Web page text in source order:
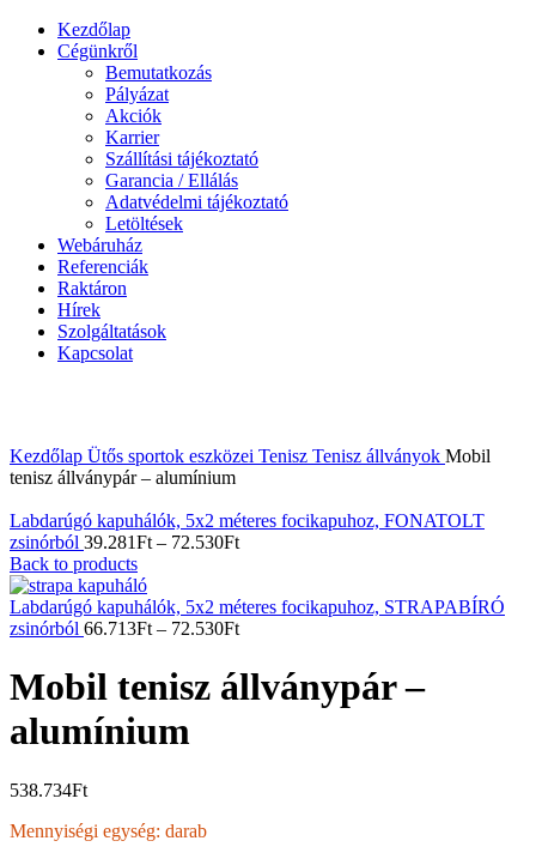
Kezdőlap
Cégünkről
Bemutatkozás
Pályázat
Akciók
Karrier
Szállítási tájékoztató
Garancia / Ellálás
Adatvédelmi tájékoztató
Letöltések
Webáruház
Referenciák
Raktáron
Hírek
Szolgáltatások
Kapcsolat
Kezdőlap Ütős sportok eszközei Tenisz Tenisz állványok Mobil
tenisz állványpár – alumínium
Labdarúgó kapuhálók, 5x2 méteres focikapuhoz, FONATOLT
zsinórból 39.281Ft – 72.530Ft
Back to products
Labdarúgó kapuhálók, 5x2 méteres focikapuhoz, STRAPABÍRÓ
zsinórból 66.713Ft – 72.530Ft
Mobil tenisz állványpár –
alumínium
538.734Ft
Mennyiségi egység: darab